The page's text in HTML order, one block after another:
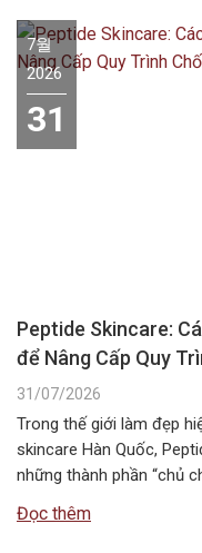
7월
2026
31
Peptide Skincare:
để Nâng Cấp Quy
31/07/2026
Trong thế giới làm đẹp
skincare Hàn Quốc,
những thành phần “chủ
nhất vẫn là băn…
Đọc thêm